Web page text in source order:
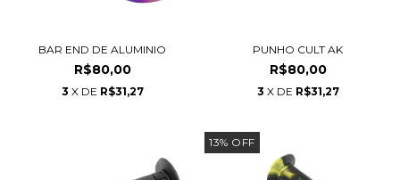
BAR END DE ALUMINIO
R$80,00
3 X DE R$31,27
PUNHO CULT AK
R$80,00
3 X DE R$31,27
13% OFF